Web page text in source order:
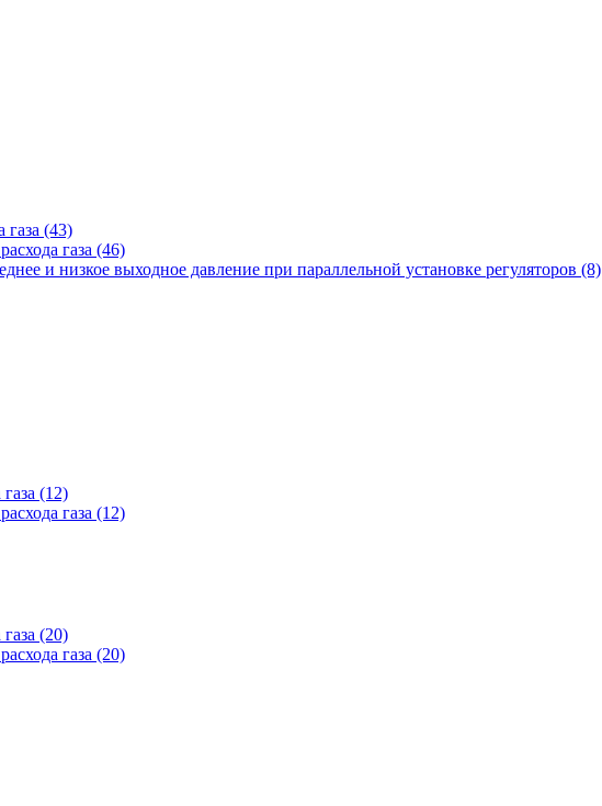
газа (43)
газа (46)
и низкое выходное давление при параллельной установке регуляторов (8)
(12)
газа (12)
(20)
газа (20)